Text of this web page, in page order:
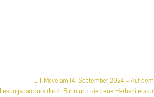
LIT.Move am 14. September 2024 – Auf dem
Lesungsparcours durch Bonn und die neue Herbstliteratur